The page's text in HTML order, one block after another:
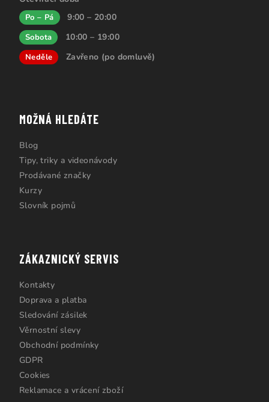
Po – Pá 9:00 – 20:00
Sobota 10:00 – 19:00
Neděle Zavřeno (po domluvě)
MOŽNÁ HLEDÁTE
Blog
Tipy, triky a videonávody
Prodávané značky
Kurzy
Slovník pojmů
ZÁKAZNICKÝ SERVIS
Kontakty
Doprava a platba
Sledování zásilek
Věrnostní slevy
Obchodní podmínky
GDPR
Cookies
Reklamace a vrácení zboží